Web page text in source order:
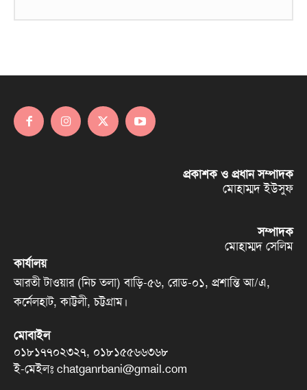
প্রকাশক ও প্রধান সম্পাদক
মোহাম্মদ ইউসুফ
সম্পাদক
মোহাম্মদ সেলিম
কার্যালয়
আরতী টাওয়ার (নিচ তলা) বাড়ি-৫৬, রোড-০১, প্রশান্তি আ/এ,
কর্নেলহাট, কাট্টলী, চট্টগ্রাম।
মোবাইল
০১৮১৭৭০২৩২৭, ০১৮১৫৫৬৬৩৬৮
ই-মেইলঃ chatganrbani@gmail.com